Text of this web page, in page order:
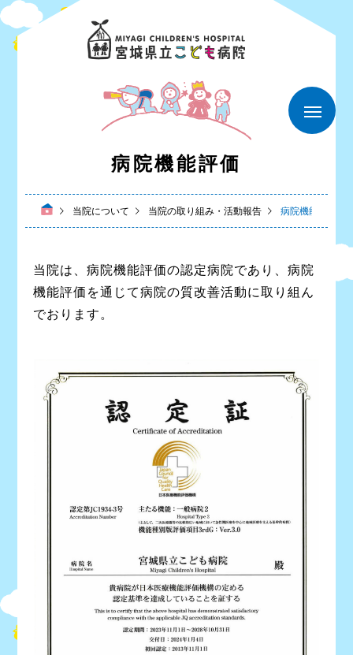
病院機能評価
当院について 当院の取り組み・活動報告 病院機能評価
当院は、病院機能評価の認定病院であり、病院
機能評価を通じて病院の質改善活動に取り組ん
でおります。